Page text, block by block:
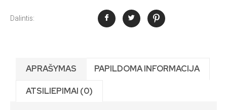
Dalintis:
APRAŠYMAS PAPILDOMA INFORMACIJA
ATSILIEPIMAI (0)